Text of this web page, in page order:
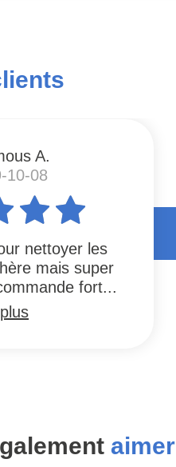
A.
10-08
nettoyer les
mais super
fort...
aimer